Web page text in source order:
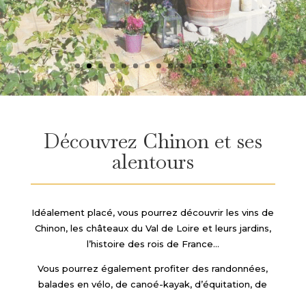
Découvrez Chinon et ses
alentours
Idéalement placé, vous pourrez découvrir les vins de
Chinon, les châteaux du Val de Loire et leurs jardins,
l’histoire des rois de France…
Vous pourrez également profiter des randonnées,
balades en vélo, de canoé-kayak, d’équitation, de